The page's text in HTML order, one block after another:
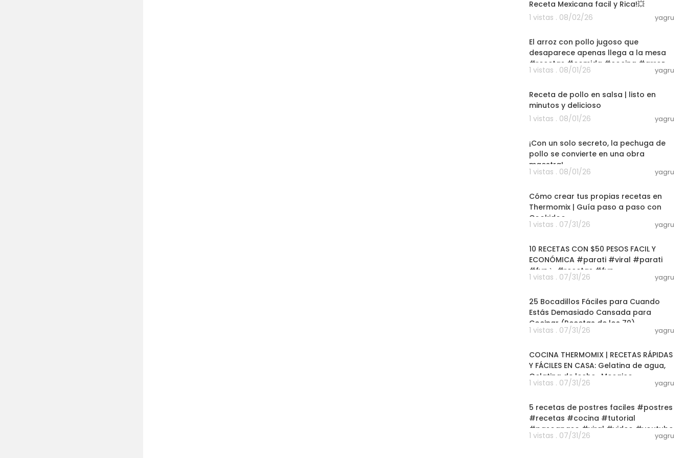
Receta Mexicana facil y Rica!💥
1 vistas . 08/02/26
yagru
El arroz con pollo jugoso que
desaparece apenas llega a la mesa
#recetas #comida #cocina #arroz
1 vistas . 08/01/26 yagru
Receta de pollo en salsa | listo en
minutos y delicioso
1 vistas . 08/01/26
yagru
¡Con un solo secreto, la pechuga de
pollo se convierte en una obra
maestra!
1 vistas . 08/01/26 yagru
Cómo crear tus propias recetas en
Thermomix | Guía paso a paso con
Cookidoo
1 vistas . 07/31/26 yagru
10 RECETAS CON $50 PESOS FACIL Y
ECONÓMICA #parati #viral #parati
#fypシ #recetas #fyp
1 vistas . 07/31/26 yagru
25 Bocadillos Fáciles para Cuando
Estás Demasiado Cansada para
Cocinar (Recetas de los 70)
1 vistas . 07/31/26 yagru
COCINA THERMOMIX | RECETAS RÁPIDAS
Y FÁCILES EN CASA: Gelatina de agua,
Gelatina de leche , Mosaico
1 vistas . 07/31/26 yagru
5 recetas de postres faciles #postres
#recetas #cocina #tutorial
#pasoapaso #viral #video #youtube
1 vistas . 07/31/26 yagru